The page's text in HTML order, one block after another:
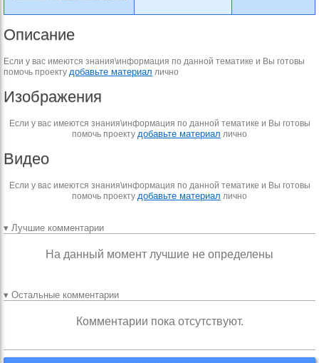
Описание
Если у вас имеются знания\информация по данной тематике и Вы готовы
помочь проекту добавьте материал лично
Изображения
Если у вас имеются знания\информация по данной тематике и Вы готовы
помочь проекту добавьте материал лично
Видео
Если у вас имеются знания\информация по данной тематике и Вы готовы
помочь проекту добавьте материал лично
▾ Лучшие комментарии
На данный момент лучшие не определены
▾ Остальные комментарии
Комментарии пока отсутствуют.